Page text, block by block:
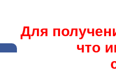
Для
что